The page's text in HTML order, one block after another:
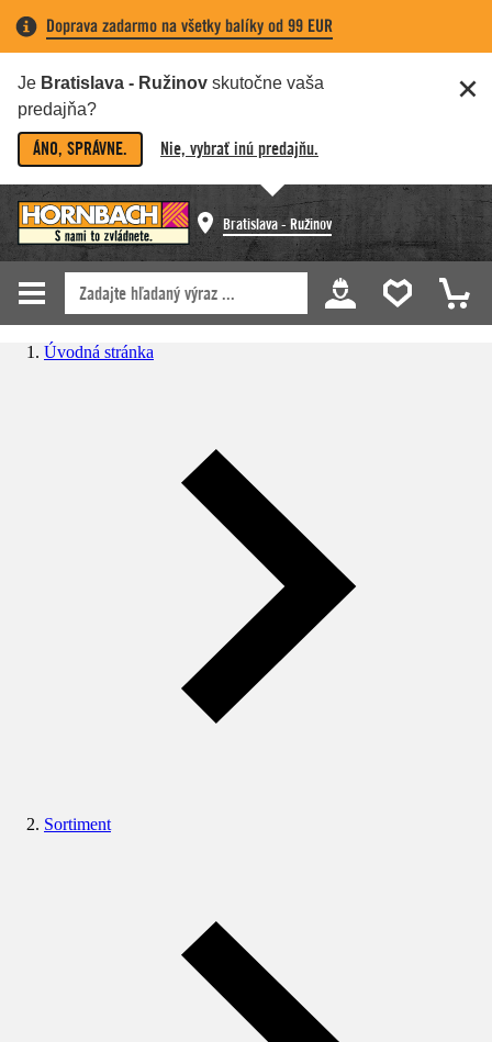
Doprava zadarmo na všetky balíky od 99 EUR
Je Bratislava - Ružinov skutočne vaša
predajňa?
ÁNO, SPRÁVNE. Nie, vybrať inú predajňu.
Bratislava - Ružinov
Úvodná stránka
Sortiment